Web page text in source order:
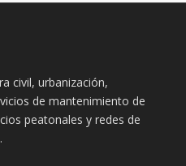
civil, urbanización,
de mantenimiento de
peatonales y redes de